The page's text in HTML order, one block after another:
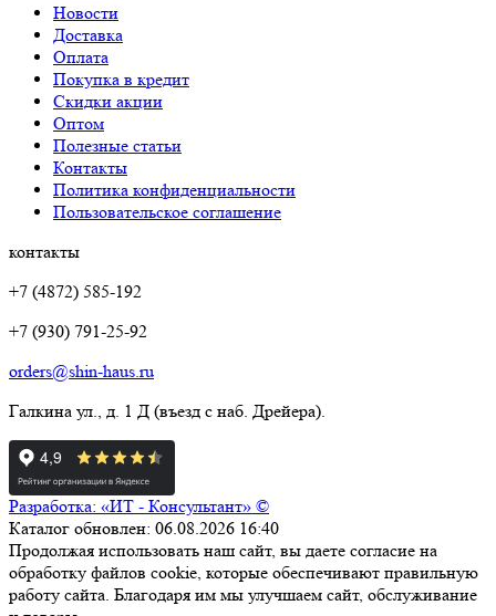
Новости
Доставка
Оплата
Покупка в кредит
Скидки акции
Оптом
Полезные статьи
Контакты
Политика конфиденциальности
Пользовательское соглашение
контакты
+7 (4872) 585-192
+7 (930) 791-25-92
orders@shin-haus.ru
Галкина ул., д. 1 Д (въезд с наб. Дрейера).
Разработка: «ИТ - Консультант» ©
Каталог обновлен: 06.08.2026 16:40
Продолжая использовать наш сайт, вы даете согласие на
обработку файлов cookie, которые обеспечивают правильную
работу сайта. Благодаря им мы улучшаем сайт, обслуживание